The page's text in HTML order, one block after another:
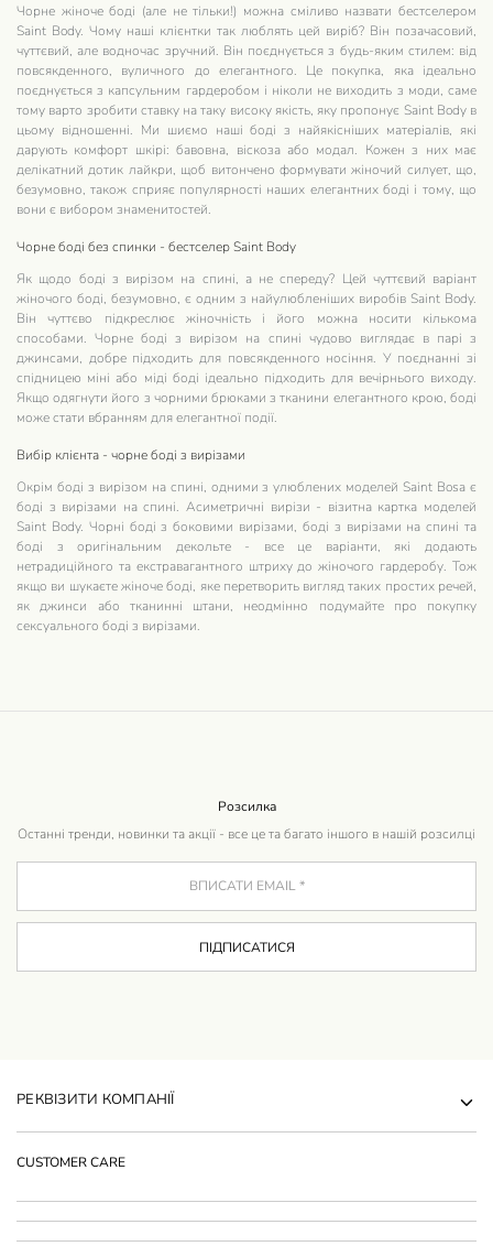
Чорне жіноче боді (але не тільки!) можна сміливо назвати бестселером
Saint Body. Чому наші клієнтки так люблять цей виріб? Він позачасовий,
чуттєвий, але водночас зручний. Він поєднується з будь-яким стилем: від
повсякденного, вуличного до елегантного. Це покупка, яка ідеально
поєднується з капсульним гардеробом і ніколи не виходить з моди, саме
тому варто зробити ставку на таку високу якість, яку пропонує Saint Body в
цьому відношенні. Ми шиємо наші боді з найякісніших матеріалів, які
дарують комфорт шкірі: бавовна, віскоза або модал. Кожен з них має
делікатний дотик лайкри, щоб витончено формувати жіночий силует, що,
безумовно, також сприяє популярності наших елегантних боді і тому, що
вони є вибором знаменитостей.
Чорне боді без спинки - бестселер Saint Body
Як щодо боді з вирізом на спині, а не спереду? Цей чуттєвий варіант
жіночого боді, безумовно, є одним з найулюбленіших виробів Saint Body.
Він чуттєво підкреслює жіночність і його можна носити кількома
способами. Чорне боді з вирізом на спині чудово виглядає в парі з
джинсами, добре підходить для повсякденного носіння. У поєднанні зі
спідницею міні або міді боді ідеально підходить для вечірнього виходу.
Якщо одягнути його з чорними брюками з тканини елегантного крою, боді
може стати вбранням для елегантної події.
Вибір клієнта - чорне боді з вирізами
Окрім боді з вирізом на спині, одними з улюблених моделей Saint Bosa є
боді з вирізами на спині. Асиметричні вирізи - візитна картка моделей
Saint Body. Чорні боді з боковими вирізами, боді з вирізами на спині та
боді з оригінальним декольте - все це варіанти, які додають
нетрадиційного та екстравагантного штриху до жіночого гардеробу. Тож
якщо ви шукаєте жіноче боді, яке перетворить вигляд таких простих речей,
як джинси або тканинні штани, неодмінно подумайте про покупку
сексуального боді з вирізами.
Розсилка
Останні тренди, новинки та акції - все це та багато іншого в нашій розсилці
РЕКВІЗИТИ КОМПАНІЇ
CUSTOMER CARE